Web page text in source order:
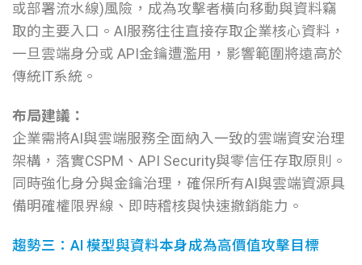
或部署流水線)風險，成為攻擊者橫向移動與資料竊
取的主要入口。AI服務往往直接存取企業核心資料，
一旦雲端身分或 API金鑰遭濫用，影響範圍將遠高於
傳統IT系統。
布局建議：
企業需將AI與雲端服務全面納入一致的雲端資安治理
架構，落實CSPM、API Security與零信任存取原則。
同時強化身分與金鑰治理，確保所有AI與雲端資源具
備明確權限界線、即時稽核與快速撤銷能力。
趨勢三：AI 模型與資料本身成為高價值攻擊目標